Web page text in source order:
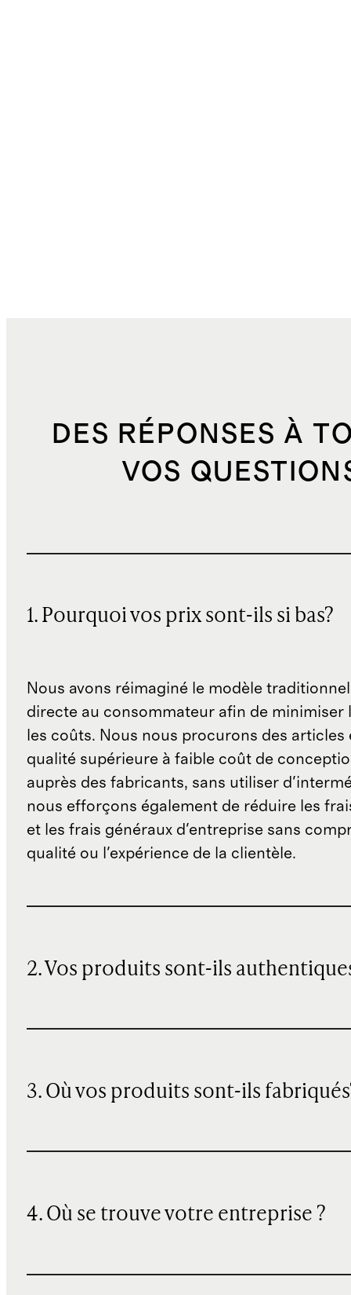
DES RÉPONSES À
VOS
1. Pourquoi vos prix sont-ils si bas?
Nous avons réimaginé le modèle
directe au consommateur afin de minimiser
les coûts. Nous nous procurons des articles
qualité supérieure à faible coût de
auprès des fabricants, sans utiliser
nous efforçons également de réduire les
et les frais généraux d'entreprise sans
qualité ou l'expérience de la clientèle.
2. Vos produits sont-ils
3. Où vos produits sont-ils
4. Où se trouve votre entreprise ?